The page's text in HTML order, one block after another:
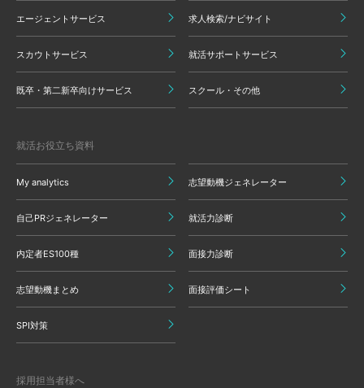
エージェントサービス 求人検索/ナビサイト
スカウトサービス 就活サポートサービス
既卒・第二新卒向けサービス スクール・その他
就活お役立ち資料
My analytics 志望動機ジェネレーター
自己PRジェネレーター 就活力診断
内定者ES100種 面接力診断
志望動機まとめ 面接評価シート
SPI対策
採用担当者様へ